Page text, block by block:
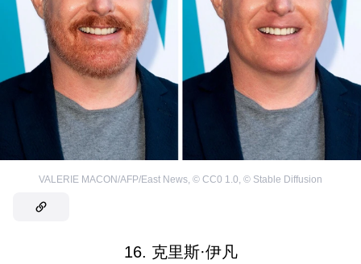
VALERIE MACON/AFP/East News, © CC0 1.0, © Stable Diffusion
16. 克里斯·伊凡